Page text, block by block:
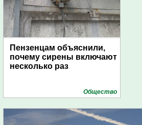
Пензенцам объяснили,
почему сирены включают
несколько раз
Общество